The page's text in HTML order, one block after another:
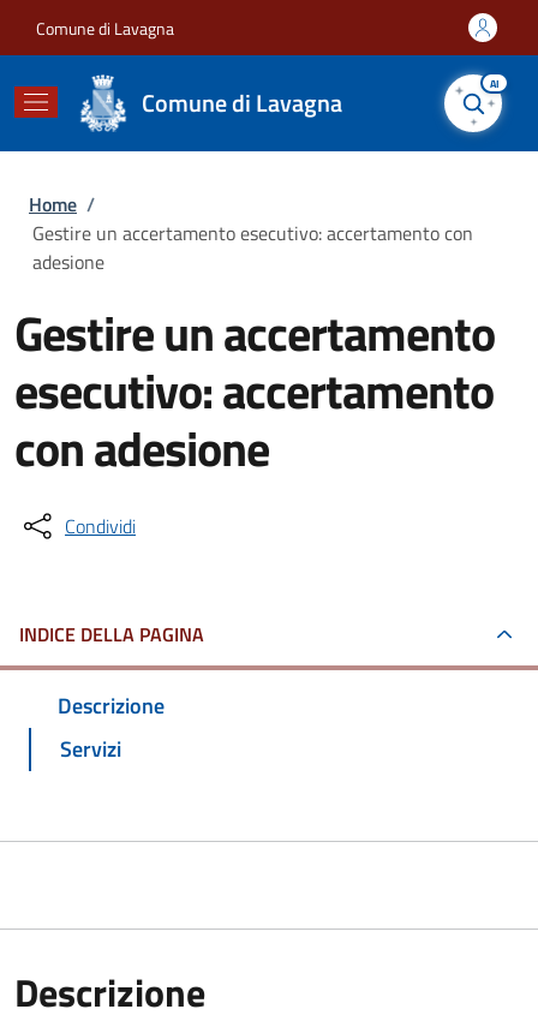
Comune di Lavagna
Comune di Lavagna
AI
Briciole di pane
Home /
Gestire un accertamento esecutivo: accertamento con
adesione
Gestire un accertamento
esecutivo: accertamento
con adesione
Condividi
INDICE DELLA PAGINA
Descrizione
Servizi
Descrizione